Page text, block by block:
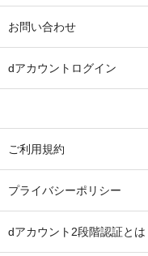
お問い合わせ
dアカウントログイン
ご利用規約
プライバシーポリシー
dアカウント2段階認証とは